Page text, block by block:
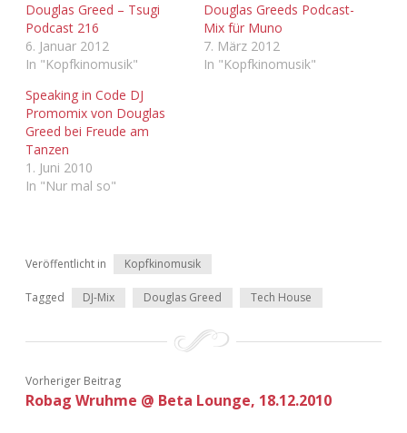
Douglas Greed – Tsugi
Podcast 216
6. Januar 2012
In "Kopfkinomusik"
Douglas Greeds Podcast-
Mix für Muno
7. März 2012
In "Kopfkinomusik"
Speaking in Code DJ
Promomix von Douglas
Greed bei Freude am
Tanzen
1. Juni 2010
In "Nur mal so"
Veröffentlicht in Kopfkinomusik
Tagged DJ-Mix Douglas Greed Tech House
Vorheriger Beitrag
Robag Wruhme @ Beta Lounge, 18.12.2010